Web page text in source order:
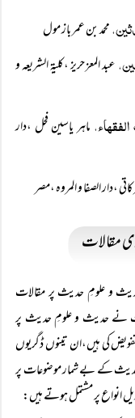
محمد بن عمر باز مول
عبد المعز حریز ،کلیۃ الشریعہ و
ماہر یاسین فحل ،دار
،دار الصفا و المروہ ،مصر
مقالات
و علومِ حدیث پر مقالات
نے حدیث و علومِ حدیث پر
کی ہیں،ان تینوں ڈگریوں
کے بے شمار موضوعات پر
انواع پر مشتمل ہوتے ہیں: